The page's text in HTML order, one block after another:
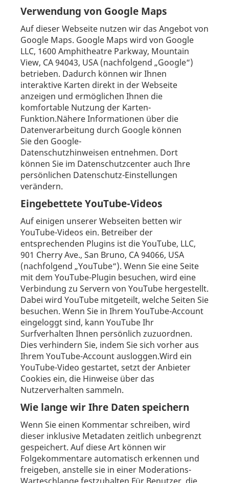
Verwendung von Google Maps
Auf dieser Webseite nutzen wir das Angebot von
Google Maps. Google Maps wird von Google
LLC, 1600 Amphitheatre Parkway, Mountain
View, CA 94043, USA (nachfolgend „Google“)
betrieben. Dadurch können wir Ihnen
interaktive Karten direkt in der Webseite
anzeigen und ermöglichen Ihnen die
komfortable Nutzung der Karten-
Funktion.Nähere Informationen über die
Datenverarbeitung durch Google können
Sie den Google-
Datenschutzhinweisen entnehmen. Dort
können Sie im Datenschutzcenter auch Ihre
persönlichen Datenschutz-Einstellungen
verändern.
Eingebettete YouTube-Videos
Auf einigen unserer Webseiten betten wir
YouTube-Videos ein. Betreiber der
entsprechenden Plugins ist die YouTube, LLC,
901 Cherry Ave., San Bruno, CA 94066, USA
(nachfolgend „YouTube“). Wenn Sie eine Seite
mit dem YouTube-Plugin besuchen, wird eine
Verbindung zu Servern von YouTube hergestellt.
Dabei wird YouTube mitgeteilt, welche Seiten Sie
besuchen. Wenn Sie in Ihrem YouTube-Account
eingeloggt sind, kann YouTube Ihr
Surfverhalten Ihnen persönlich zuzuordnen.
Dies verhindern Sie, indem Sie sich vorher aus
Ihrem YouTube-Account ausloggen.Wird ein
YouTube-Video gestartet, setzt der Anbieter
Cookies ein, die Hinweise über das
Nutzerverhalten sammeln.
Wie lange wir Ihre Daten speichern
Wenn Sie einen Kommentar schreiben, wird
dieser inklusive Metadaten zeitlich unbegrenzt
gespeichert. Auf diese Art können wir
Folgekommentare automatisch erkennen und
freigeben, anstelle sie in einer Moderations-